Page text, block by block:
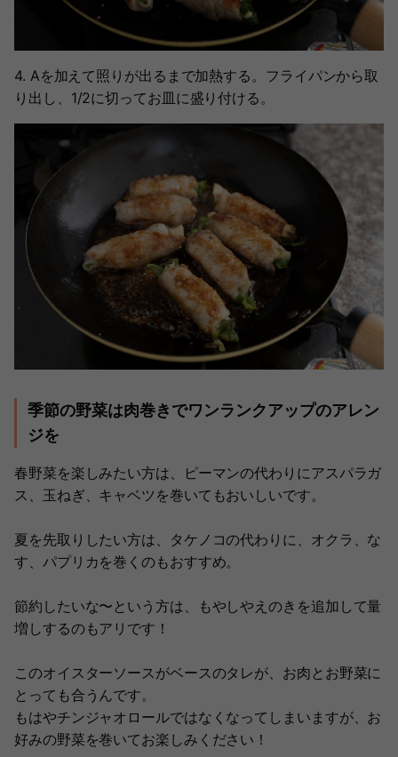
4. Aを加えて照りが出るまで加熱する。フライパンから取
り出し、1/2に切ってお皿に盛り付ける。
季節の野菜は肉巻きでワンランクアップのアレン
ジを
春野菜を楽しみたい方は、ピーマンの代わりにアスパラガ
ス、玉ねぎ、キャベツを巻いてもおいしいです。
夏を先取りしたい方は、タケノコの代わりに、オクラ、な
す、パプリカを巻くのもおすすめ。
節約したいな〜という方は、もやしやえのきを追加して量
増しするのもアリです！
このオイスターソースがベースのタレが、お肉とお野菜に
とっても合うんです。
もはやチンジャオロールではなくなってしまいますが、お
好みの野菜を巻いてお楽しみください！